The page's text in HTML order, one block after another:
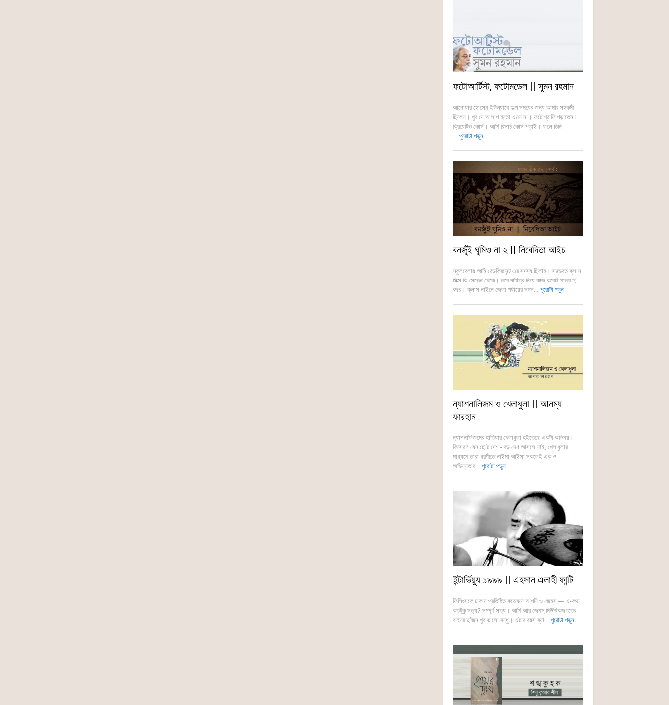
ফটোআর্টিস্ট, ফটোমডেল || সুমন রহমান
আনোয়ার হোসেন ইউল্যাবে অল্প সময়ের জন্য আমার সহকর্মী
ছিলেন। খুব যে আলাপ হতো এমন না। ফটোগ্রাফি পড়াতেন।
ক্রিয়েটিভ কোর্স। আমি রিসার্চ কোর্স পড়াই। ফলে তিনি
... পুরোটা পড়ুন
বনজুঁই ঘুমিও না ২ || নিবেদিতা আইচ
স্কুলবেলায় আমি রেডক্রিসেন্ট এর সদস্য ছিলাম। সম্ভবত ক্লাস
সিক্স কি সেভেন থেকে। তবে দায়িত্ব নিয়ে কাজ করেছি মাত্র দু-
বছর। ক্লাস নাইনে জেলা পর্যায়ের সদস... পুরোটা পড়ুন
ন্যাশনালিজম ও খেলাধুলা || আনম্য
ফারহান
ন্যাশনালিজমের হাতিয়ার খেলাধুলা হইতেছে একটা অভিনয়।
কিসের? যেন ছোট দেশ - বড় দেশ আসলে নাই, খেলাধুলার
মাধ্যমে তারা ধরণীতে নাইমা আইসা সকলেই এক ও
অভিন্নতার... পুরোটা পড়ুন
ইন্টার্ভিয়্যু ১৯৯৯ || এহসান এলাহী ফান্টি
ফিলিংসকে ঢাকায় প্রতিষ্ঠিত করেছেন আপনি ও জেম্‌স ― এ-কথা
কতটুকু সত্য? সম্পূর্ণ সত্য। আমি আর জেমস্ মিউজিকজগতের
বাইরে দু’জন খুব ভালো বন্ধু। এটার বয়স ব্যা... পুরোটা পড়ুন